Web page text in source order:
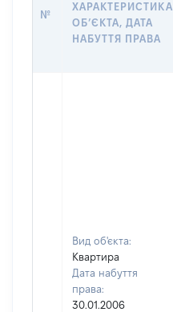
№
ХАРАКТЕРИСТИКА
ОБʼЄКТА, ДАТА
НАБУТТЯ ПРАВА
Вид об'єкта:
Квартира
Дата набуття
права:
30.01.2006